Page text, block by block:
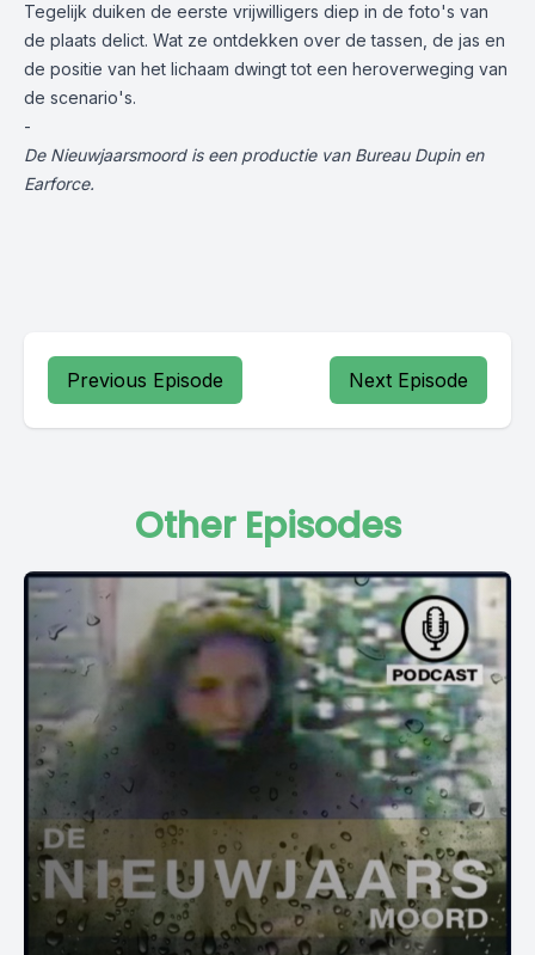
Tegelijk duiken de eerste vrijwilligers diep in de foto's van
de plaats delict. Wat ze ontdekken over de tassen, de jas en
de positie van het lichaam dwingt tot een heroverweging van
de scenario's.
-
De Nieuwjaarsmoord is een productie van Bureau Dupin en
Earforce.
Previous Episode Next Episode
Other Episodes